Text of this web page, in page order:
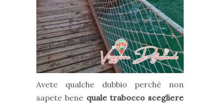
Avete qualche dubbio perchè non
sapete bene quale trabocco scegliere